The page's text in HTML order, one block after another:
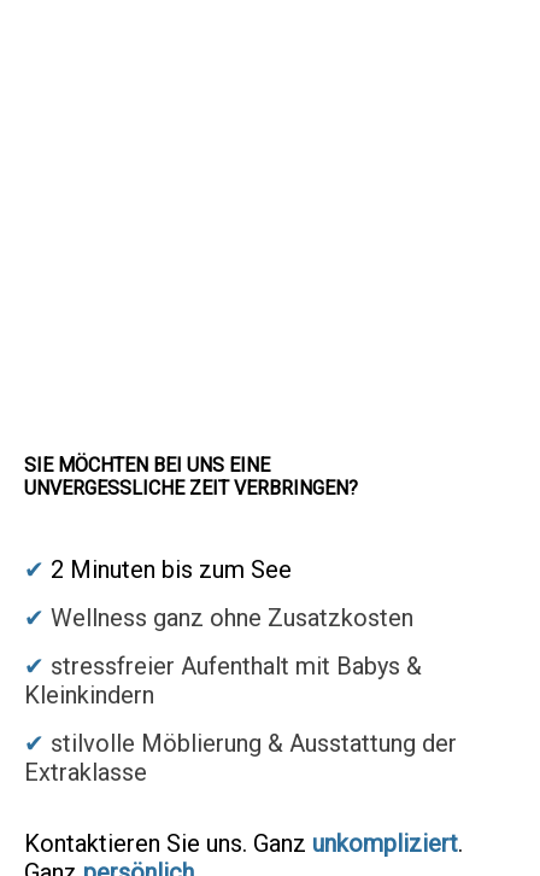
SIE MÖCHTEN BEI UNS EINE
UNVER­GES­SLICHE ZEIT VER­BRINGEN?
✔ 2 Minuten bis zum See
✔ Wellness ganz ohne Zusatzkosten
✔ stressfreier Aufenthalt mit Babys &
Kleinkindern
✔ stilvolle Möblierung & Ausstattung der
Extraklasse
Kontaktieren Sie uns. Ganz unkompliziert.